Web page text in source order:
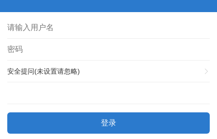
安全提问(未设置请忽略)
登录